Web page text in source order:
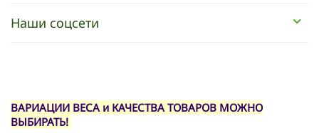
Наши соцсети
ВАРИАЦИИ ВЕСА и КАЧЕСТВА ТОВАРОВ МОЖНО
ВЫБИРАТЬ!